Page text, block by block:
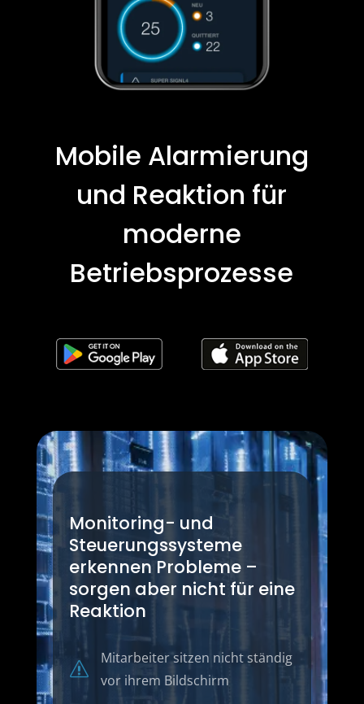
Mobile Alarmierung
und Reaktion für
moderne
Betriebsprozesse
Monitoring- und
Steuerungs­systeme
erkennen Probleme –
sorgen aber nicht für eine
Reaktion
s
Mitarbeiter sitzen nicht ständig
vor ihrem Bildschirm